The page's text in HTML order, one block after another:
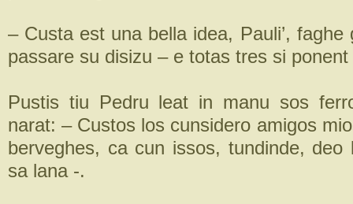
– Custa est una bella idea, Pauli’,
passare su disizu – e totas tres si ponent
Pustis tiu Pedru leat in manu sos
narat: – Custos los cunsidero amigos
berveghes, ca cun issos, tundinde, deo
sa lana -.